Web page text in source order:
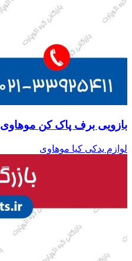
بازویی برف پاک کن موهاوی
لوازم یدکی کیا موهاوی